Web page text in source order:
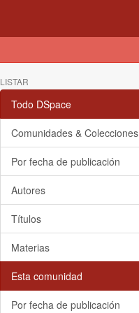
LISTAR
Todo DSpace
Comunidades & Colecciones
Por fecha de publicación
Autores
Títulos
Materias
Esta comunidad
Por fecha de publicación